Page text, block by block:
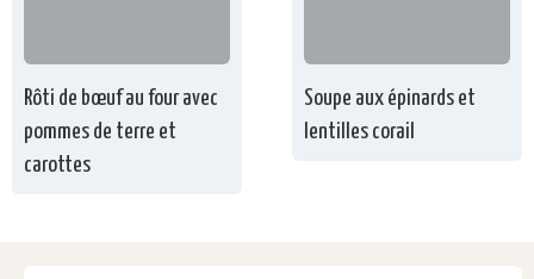
Rôti de bœuf au four avec
pommes de terre et
carottes
Soupe aux épinards et
lentilles corail